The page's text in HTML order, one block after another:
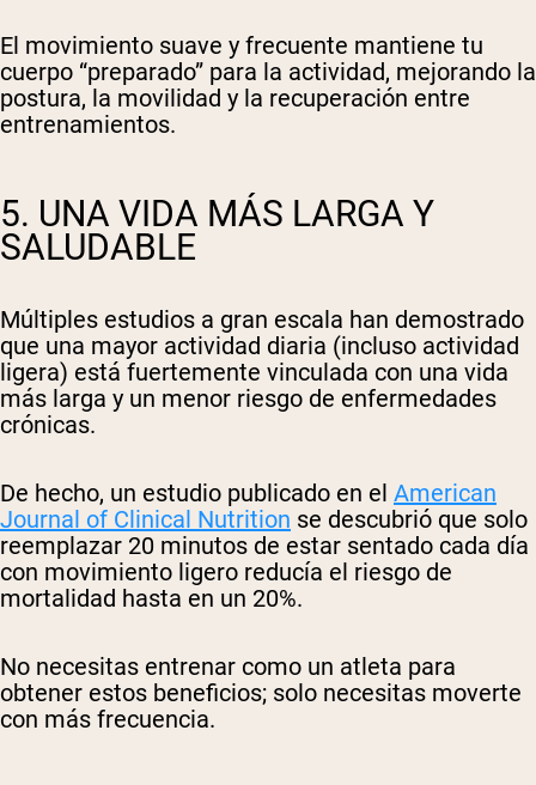
El movimiento suave y frecuente mantiene tu
cuerpo “preparado” para la actividad, mejorando la
postura, la movilidad y la recuperación entre
entrenamientos.
5. UNA VIDA MÁS LARGA Y
SALUDABLE
Múltiples estudios a gran escala han demostrado
que una mayor actividad diaria (incluso actividad
ligera) está fuertemente vinculada con una vida
más larga y un menor riesgo de enfermedades
crónicas.
De hecho, un estudio publicado en el American
Journal of Clinical Nutrition se descubrió que solo
reemplazar 20 minutos de estar sentado cada día
con movimiento ligero reducía el riesgo de
mortalidad hasta en un 20%.
No necesitas entrenar como un atleta para
obtener estos beneficios; solo necesitas moverte
con más frecuencia.